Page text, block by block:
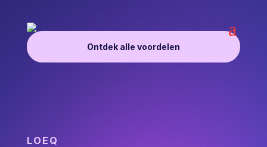
Ontdek alle voordelen
LOEQ